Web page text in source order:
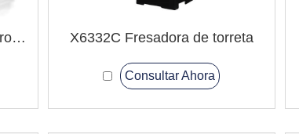
Q1319 Máquina de torno de roscado de tubería X6332C Fresadora de torreta
Consultar Ahora